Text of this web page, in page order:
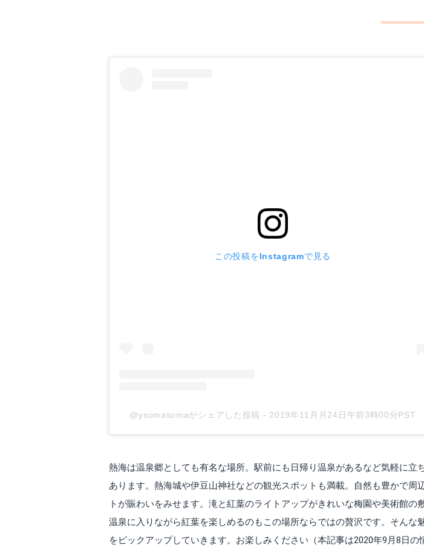
この投稿をInstagramで見る
@ysomasomaがシェアした投稿 - 2019年11月月24日午前3時00分PST
熱海は温泉郷としても有名な場所。駅前にも日帰り温泉があるなど気軽に立
あります。熱海城や伊豆山神社などの観光スポットも満載。自然も豊かで周
トが賑わいをみせます。滝と紅葉のライトアップがきれいな梅園や美術館の
温泉に入りながら紅葉を楽しめるのもこの場所ならではの贅沢です。そんな
をピックアップしていきます。お楽しみください（本記事は2020年9月8日の